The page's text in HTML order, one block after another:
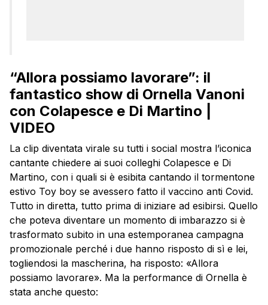
“Allora possiamo lavorare”: il
fantastico show di Ornella Vanoni
con Colapesce e Di Martino |
VIDEO
La clip diventata virale su tutti i social mostra l’iconica
cantante chiedere ai suoi colleghi Colapesce e Di
Martino, con i quali si è esibita cantando il tormentone
estivo Toy boy se avessero fatto il vaccino anti Covid.
Tutto in diretta, tutto prima di iniziare ad esibirsi. Quello
che poteva diventare un momento di imbarazzo si è
trasformato subito in una estemporanea campagna
promozionale perché i due hanno risposto di sì e lei,
togliendosi la mascherina, ha risposto: «Allora
possiamo lavorare». Ma la performance di Ornella è
stata anche questo: